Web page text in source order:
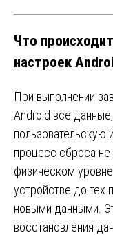
Что
настроек
При выполнении
Android все
процесс сброса не
физическом
устройстве до тех
новыми данными.
восстановления